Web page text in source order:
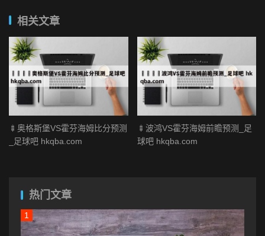
相关文章
🍢奥格斯堡VS霍芬海姆比分预测
_足球吧 hkqba.com
🍢波鸿VS霍芬海姆前瞻预测_足
球吧 hkqba.com
热门文章